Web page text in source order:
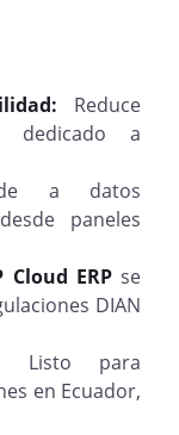
Reduce
a
a datos
paneles
Cloud ERPse
DIAN
Listo para
en Ecuador,